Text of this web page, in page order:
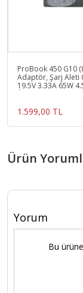
ProBook 450 G10
Adaptör, Şarj Aleti
19.5V 3.33A 65W
1.599,00 TL
Ürün
Yorum
Bu